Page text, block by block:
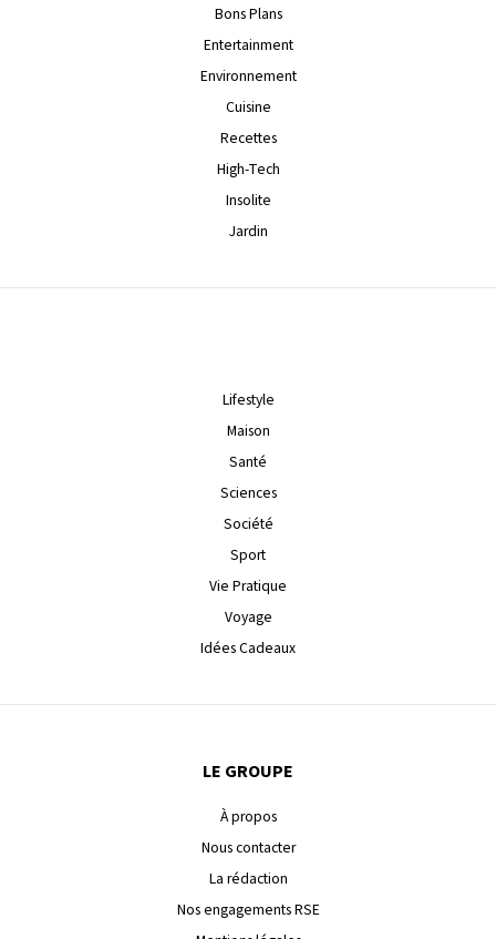
Bons Plans
Entertainment
Environnement
Cuisine
Recettes
High-Tech
Insolite
Jardin
Lifestyle
Maison
Santé
Sciences
Société
Sport
Vie Pratique
Voyage
Idées Cadeaux
LE GROUPE
À propos
Nous contacter
La rédaction
Nos engagements RSE